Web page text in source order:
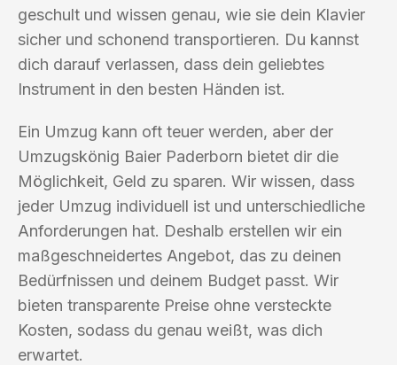
geschult und wissen genau, wie sie dein Klavier
sicher und schonend transportieren. Du kannst
dich darauf verlassen, dass dein geliebtes
Instrument in den besten Händen ist.
Ein Umzug kann oft teuer werden, aber der
Umzugskönig Baier Paderborn bietet dir die
Möglichkeit, Geld zu sparen. Wir wissen, dass
jeder Umzug individuell ist und unterschiedliche
Anforderungen hat. Deshalb erstellen wir ein
maßgeschneidertes Angebot, das zu deinen
Bedürfnissen und deinem Budget passt. Wir
bieten transparente Preise ohne versteckte
Kosten, sodass du genau weißt, was dich
erwartet.